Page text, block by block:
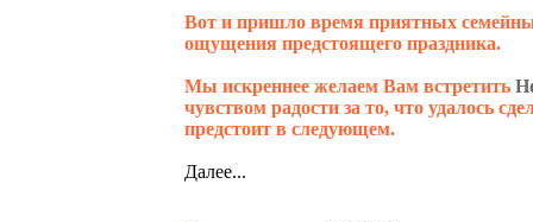
Вот и пришло время приятных
ощущения предстоящего праздника.
Мы искреннее желаем Вам встретить
чувством радости за то, что удалось
предстоит в следующем.
Далее...